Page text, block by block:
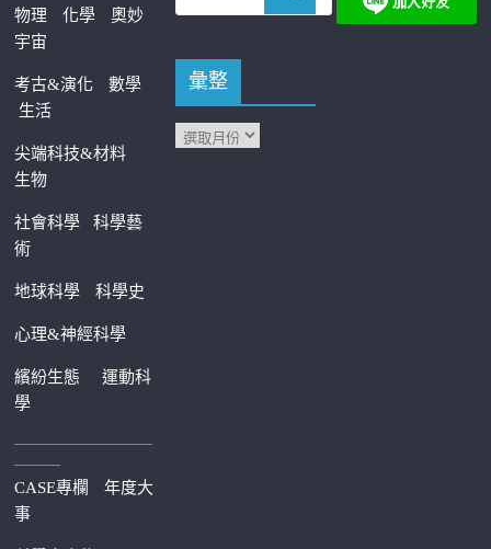
物理 化學
奧妙
宇宙
考古&演化
數學
生活
尖端科技&材料
生物
社會科學科學藝
術
地球科學 科學史
心理&神經科學
繽紛生態運動科
學
—————————
———
CASE專欄
年度大
事
彙整